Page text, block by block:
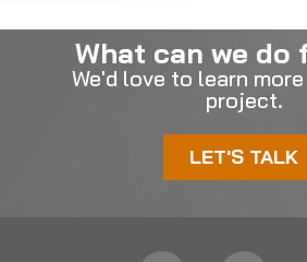
What can we do
We'd love to learn
project.
LET'S TALK